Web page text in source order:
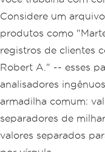
Considere um
produtos como
registros de clientes
Robert A." -- esses
analisadores
armadilha comum:
separadores de
valores separados